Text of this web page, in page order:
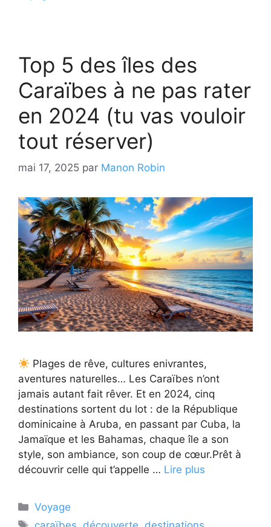
Top 5 des îles des
Caraïbes à ne pas rater
en 2024 (tu vas vouloir
tout réserver)
mai 17, 2025 par Manon Robin
Plages de rêve, cultures enivrantes,
aventures naturelles… Les Caraïbes n’ont
jamais autant fait rêver. Et en 2024, cinq
destinations sortent du lot : de la République
dominicaine à Aruba, en passant par Cuba, la
Jamaïque et les Bahamas, chaque île a son
style, son ambiance, son coup de cœur.Prêt à
découvrir celle qui t’appelle … Lire plus
Catégories
Voyage
Étiquettes